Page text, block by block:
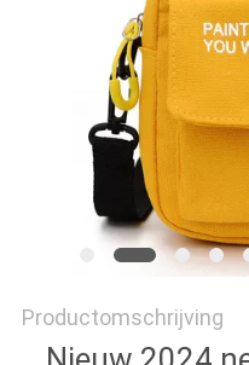
Productomschrijving